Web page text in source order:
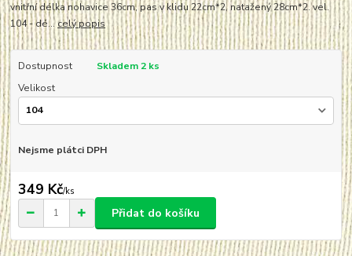
vnitřní délka nohavice 36cm, pas v klidu 22cm*2, natažený 28cm*2. vel.
104 - dé... celý popis
Dostupnost
Skladem 2 ks
Velikost
Nejsme plátci DPH
349 Kč/ks
Přidat do košíku